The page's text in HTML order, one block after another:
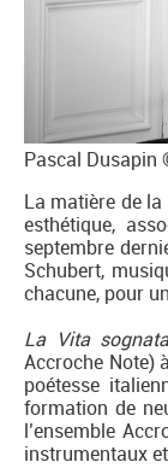
Pascal Dusapin
La matière de
esthétique,
septembre
Schubert,
chacune, pour
La Vita
Accroche Note)
poétesse
formation de
l’ensemble
instrumentaux